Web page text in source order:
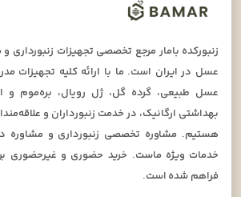
بامار مرجع تخصصی تجهیزات زنبورداری و
در ایران است. ما با ارائه کلیه تجهیزات مدرن و
طبیعی، گرده گل، ژل رویال، بره‌موم و انواع
ارگانیک، در خدمت زنبورداران و علاقه‌مندان به
مشاوره تخصصی زنبورداری و مشاوره درمانی
ویژه ماست. خرید حضوری و غیرحضوری برای
شده است.